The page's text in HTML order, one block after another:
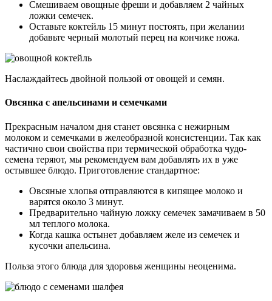
Смешиваем овощные фреши и добавляем 2 чайных
ложки семечек.
Оставьте коктейль 15 минут постоять, при желании
добавьте черный молотый перец на кончике ножа.
Наслаждайтесь двойной пользой от овощей и семян.
Овсянка с апельсинами и семечками
Прекрасным началом дня станет овсянка с нежирным
молоком и семечками в желеобразной консистенции. Так как
частично свои свойства при термической обработка чудо-
семена теряют, мы рекомендуем вам добавлять их в уже
остывшее блюдо. Приготовление стандартное:
Овсяные хлопья отправляются в кипящее молоко и
варятся около 3 минут.
Предварительно чайную ложку семечек замачиваем в 50
мл теплого молока.
Когда кашка остынет добавляем желе из семечек и
кусочки апельсина.
Польза этого блюда для здоровья женщины неоценима.